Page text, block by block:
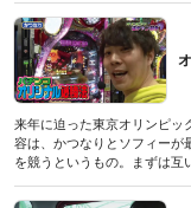
返すも未だに当たっていない
ちたいが…!?
(パチンコオリジナル必勝法
2019年6月20日発売号)
来年に迫った東京オリンピッ
容は、かつなりとソフィーが
を競うというもの。まずは互
どこまで記録を伸ばせるのか